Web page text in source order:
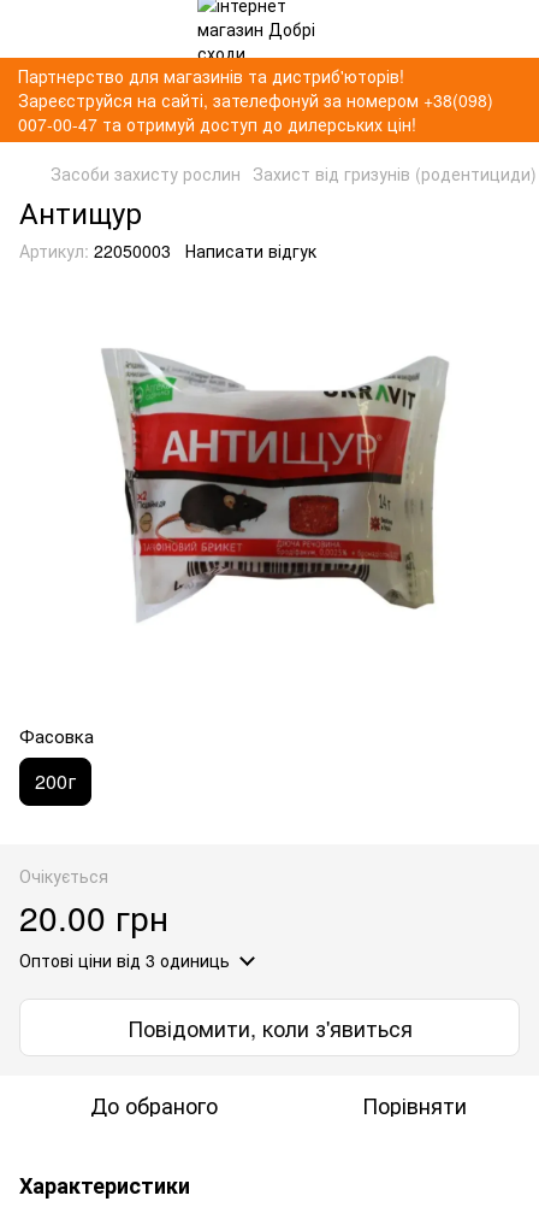
Партнерство для магазинів та дистриб'юторів!
Зареєструйся на сайті, зателефонуй за номером +38(098)
007-00-47 та отримуй доступ до дилерських цін!
Засоби захисту рослин Захист від гризунів (родентициди)
Антищур
Артикул: 22050003 Написати відгук
Фасовка
200г
Очікується
20.00 грн
Оптові ціни від 3 одиниць
Повідомити, коли з'явиться
До обраного Порівняти
Характеристики